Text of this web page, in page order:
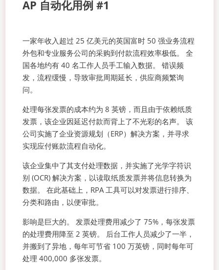
AP 自动化用例 #1
一家年收入超过 25 亿美元的英国富时 50 强业务流程
外包和专业服务公司的采购到付款流程效率极低。 全
国各地约有 40 名工作人员手工输入数据。 错误频
发，流程缓慢，导致审批周期延长，供应商频繁询
问。
处理每张发票的成本约为 8 英镑，而且由于依赖纸质
发票，该企业因延迟付款而背上了不光彩的名声。 该
公司实施了企业资源规划（ERP）解决方案，并寻求
实现应付账款流程自动化。
该企业集中了其支付处理数据，并实施了光学字符识
别 (OCR) 解决方案，以读取纸质发票并将信息转换为
数据。 在此基础上，RPA 工具可以对发票进行排序、
分类和路由，以便审批。
影响是巨大的。 发票处理费用减少了 75%，每张发票
的处理费用降至 2 英镑。 后台工作人员减少了一半，
并搬到了异地，每年可节省 100 万英镑，同时每年可
处理 400,000 多张发票。